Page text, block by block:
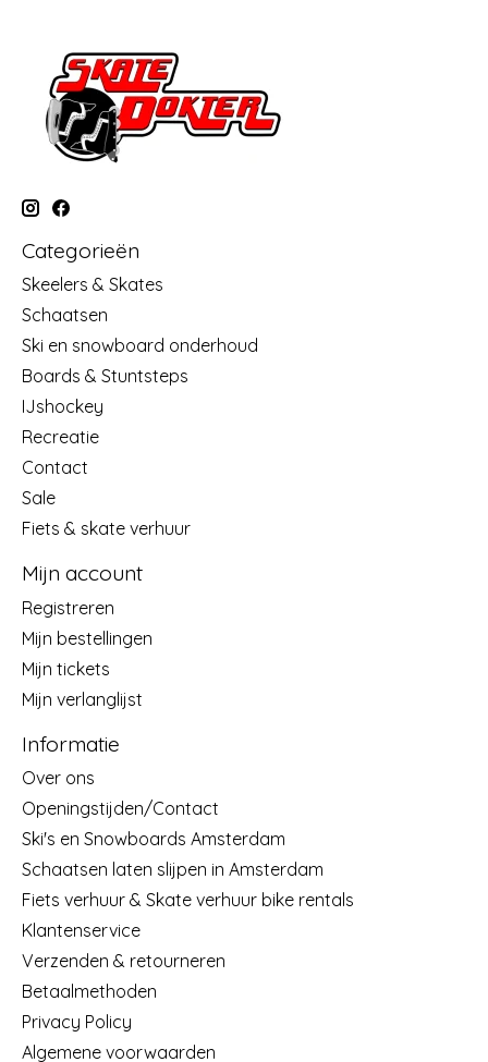
Categorieën
Skeelers & Skates
Schaatsen
Ski en snowboard onderhoud
Boards & Stuntsteps
IJshockey
Recreatie
Contact
Sale
Fiets & skate verhuur
Mijn account
Registreren
Mijn bestellingen
Mijn tickets
Mijn verlanglijst
Informatie
Over ons
Openingstijden/Contact
Ski's en Snowboards Amsterdam
Schaatsen laten slijpen in Amsterdam
Fiets verhuur & Skate verhuur bike rentals
Klantenservice
Verzenden & retourneren
Betaalmethoden
Privacy Policy
Algemene voorwaarden